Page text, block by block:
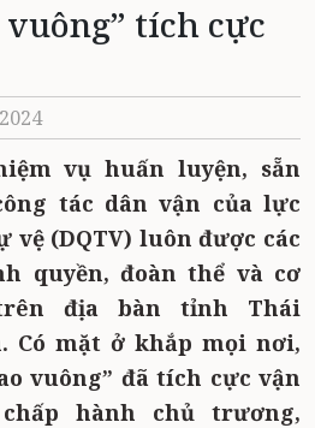
vuông” tích cực
vụ huấn luyện, sẵn
tác dân vận của lực
(DQTV) luôn được các
quyền, đoàn thể và cơ
địa bàn tỉnh Thái
Có mặt ở khắp mọi nơi,
vuông” đã tích cực vận
hành chủ trương,